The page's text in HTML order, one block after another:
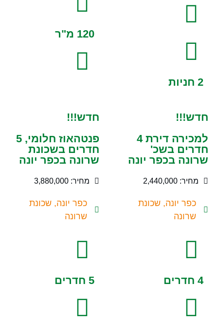
2 חניות
120 מ"ר
חדש!!!
למכירה דירת 4
חדרים בשכ'
שרונה בכפר יונה
מחיר: 2,440,000
כפר יונה, שכונת
שרונה
4 חדרים
חדש!!!
פנטהאוז חלומי, 5
חדרים בשכונת
שרונה בכפר יונה
מחיר: 3,880,000
כפר יונה, שכונת
שרונה
5 חדרים